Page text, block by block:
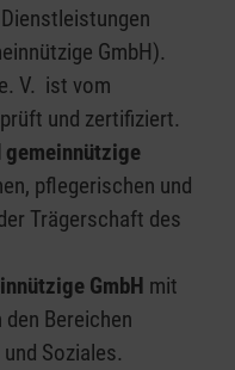
GmbH).
V. ist vom
und zertifiziert.
gemeinnützige
pflegerischen und
Trägerschaft des
GmbH mit
Bereichen
Soziales.